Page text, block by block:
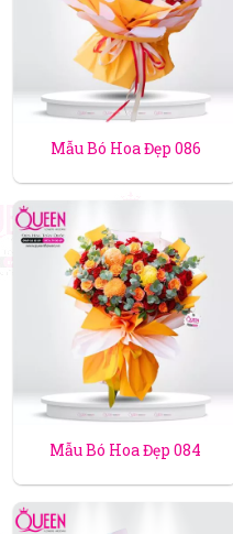
Mẫu Bó Hoa Đẹp 086
Mẫu Bó Hoa Đẹp 084